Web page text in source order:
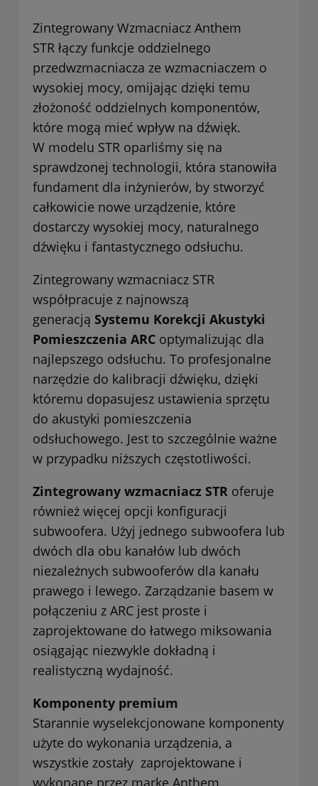
Zintegrowany Wzmacniacz Anthem
STR łączy funkcje oddzielnego
przedwzmacniacza ze wzmacniaczem o
wysokiej mocy, omijając dzięki temu
złożoność oddzielnych komponentów,
które mogą mieć wpływ na dźwięk.
W modelu STR oparliśmy się na
sprawdzonej technologii, która stanowiła
fundament dla inżynierów, by stworzyć
całkowicie nowe urządzenie, które
dostarczy wysokiej mocy, naturalnego
dźwięku i fantastycznego odsłuchu.
Zintegrowany wzmacniacz STR
współpracuje z najnowszą
generacją Systemu Korekcji Akustyki
Pomieszczenia ARC optymalizując dla
najlepszego odsłuchu. To profesjonalne
narzędzie do kalibracji dźwięku, dzięki
któremu dopasujesz ustawienia sprzętu
do akustyki pomieszczenia
odsłuchowego. Jest to szczególnie ważne
w przypadku niższych częstotliwości.
Zintegrowany wzmacniacz STR oferuje
również więcej opcji konfiguracji
subwoofera. Użyj jednego subwoofera lub
dwóch dla obu kanałów lub dwóch
niezależnych subwooferów dla kanału
prawego i lewego. Zarządzanie basem w
połączeniu z ARC jest proste i
zaprojektowane do łatwego miksowania
osiągając niezwykle dokładną i
realistyczną wydajność.
Komponenty premium
Starannie wyselekcjonowane komponenty
użyte do wykonania urządzenia, a
wszystkie zostały zaprojektowane i